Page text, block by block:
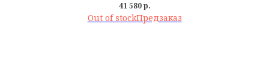
41 580 р.
Out of stock